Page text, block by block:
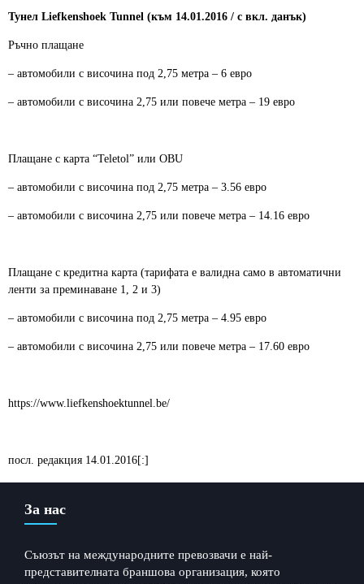
Тунел Liefkenshoek Tunnel (към 14.01.2016 / с вкл. данък)
Ръчно плащане
– автомобили с височина под 2,75 метра – 6 евро
– автомобили с височина 2,75 или повече метра – 19 евро
Плащане с карта “Teletol” или OBU
– автомобили с височина под 2,75 метра – 3.56 евро
– автомобили с височина 2,75 или повече метра – 14.16 евро
Плащане с кредитна карта (тарифата е валидна само в автоматични
ленти за преминаване 1, 2 и 3)
– автомобили с височина под 2,75 метра – 4.95 евро
– автомобили с височина 2,75 или повече метра – 17.60 евро
https://www.liefkenshoektunnel.be/
посл. редакция 14.01.2016[:]
За нас
Съюзът на международните превозвачи е най-
представителната браншова организация, която